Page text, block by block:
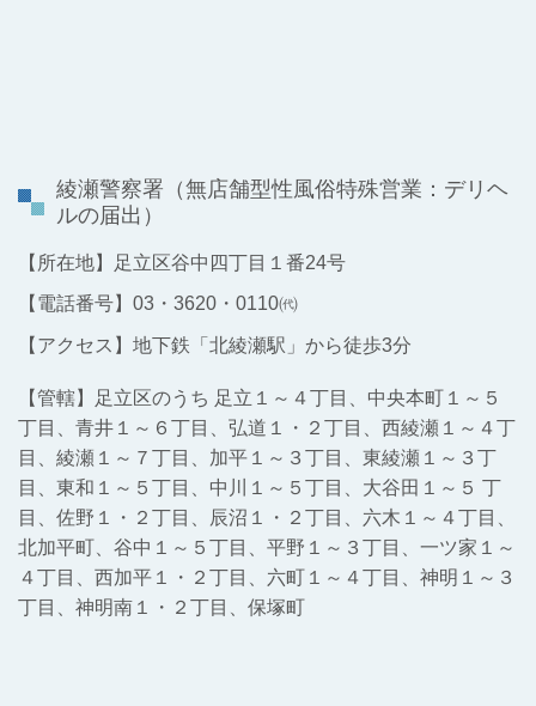
綾瀬警察署 （無店舗型性風俗特殊営業：デリヘ
ルの届出）
【所在地】足立区谷中四丁目１番24号
【電話番号】03・3620・0110㈹
【アクセス】地下鉄「北綾瀬駅」から徒歩3分
【管轄】足立区のうち 足立１～４丁目、中央本町１～５
丁目、青井１～６丁目、弘道１・２丁目、西綾瀬１～４丁
目、綾瀬１～７丁目、加平１～３丁目、東綾瀬１～３丁
目、東和１～５丁目、中川１～５丁目、大谷田１～５ 丁
目、佐野１・２丁目、辰沼１・２丁目、六木１～４丁目、
北加平町、谷中１～５丁目、平野１～３丁目、一ツ家１～
４丁目、西加平１・２丁目、六町１～４丁目、神明１～３
丁目、神明南１・２丁目、保塚町